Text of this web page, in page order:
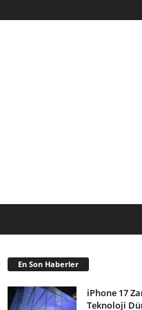
En Son Haberler
iPhone 17
Teknoloji